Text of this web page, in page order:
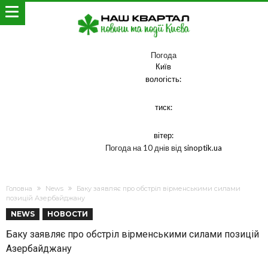
Погода
Київ
вологість:
тиск:
вітер:
Погода на 10 днів від sinoptik.ua
Головна News
Баку заявляє про обстріл вірменськими силами
позицій Азербайджану
NEWS НОВОСТИ
Баку заявляє про обстріл вірменськими силами позицій
Азербайджану